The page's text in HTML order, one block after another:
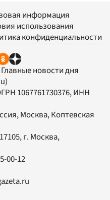
информация
использования
конфиденциальности
новости дня
1067761730376, ИНН
Москва, Коптевская
, г. Москва,
00-12